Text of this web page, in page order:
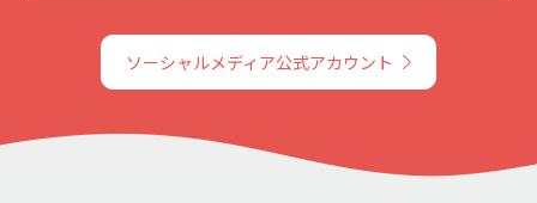
ソーシャルメディア公式アカウント